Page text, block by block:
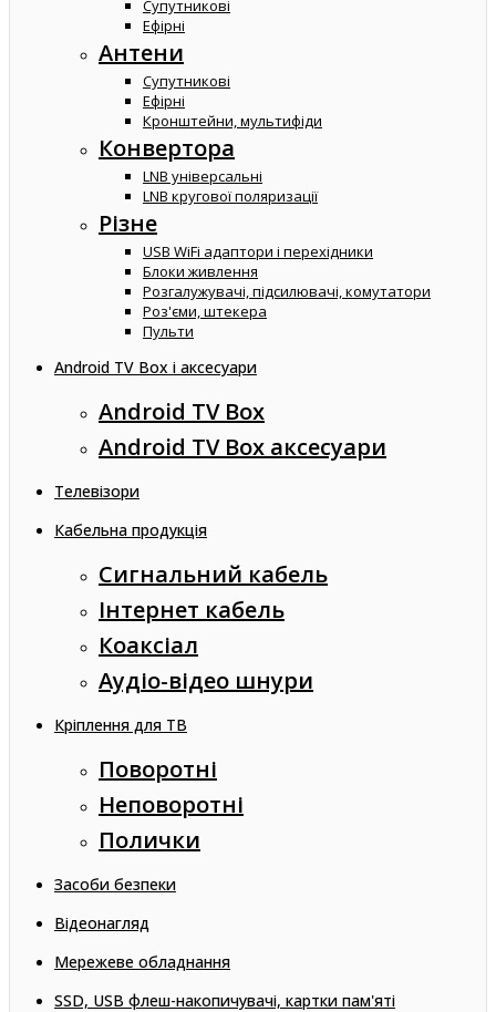
Супутникові
Ефірні
Антени
Супутникові
Ефірні
Кронштейни, мультифіди
Конвертора
LNB універсальні
LNB кругової поляризації
Різне
USB WiFi адаптори і перехідники
Блоки живлення
Розгалужувачі, підсилювачі, комутатори
Роз'єми, штекера
Пульти
Android TV Box і аксесуари
Android TV Box
Android TV Box аксесуари
Телевізори
Кабельна продукція
Сигнальний кабель
Інтернет кабель
Коаксіал
Аудіо-відео шнури
Кріплення для ТВ
Поворотні
Неповоротні
Полички
Засоби безпеки
Відеонагляд
Мережеве обладнання
SSD, USB флеш-накопичувачі, картки пам'яті